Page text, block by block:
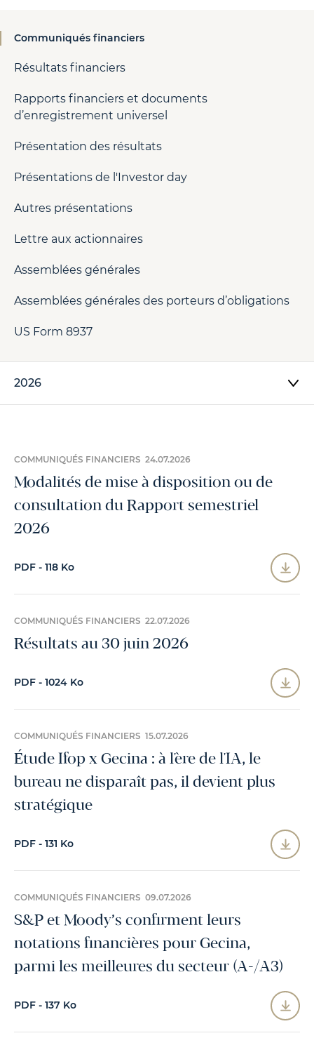
Communiqués financiers
Résultats financiers
Rapports financiers et documents
d’enregistrement universel
Présentation des résultats
Présentations de l'Investor day
Autres présentations
Lettre aux actionnaires
Assemblées générales
Assemblées générales des porteurs d’obligations
US Form 8937
COMMUNIQUÉS FINANCIERS 24.07.2026
Modalités de mise à disposition ou de
consultation du Rapport semestriel
2026
PDF - 118 Ko
COMMUNIQUÉS FINANCIERS 22.07.2026
Résultats au 30 juin 2026
PDF - 1024 Ko
COMMUNIQUÉS FINANCIERS 15.07.2026
Étude Ifop x Gecina : à l'ère de l'IA, le
bureau ne disparaît pas, il devient plus
stratégique
PDF - 131 Ko
COMMUNIQUÉS FINANCIERS 09.07.2026
S&P et Moody’s confirment leurs
notations financières pour Gecina,
parmi les meilleures du secteur (A-/A3)
PDF - 137 Ko